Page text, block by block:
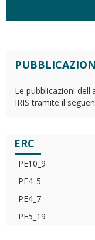
Le pubblicazioni
IRIS tramite il
ERC
PE10_9
PE4_5
PE4_7
PE5_19